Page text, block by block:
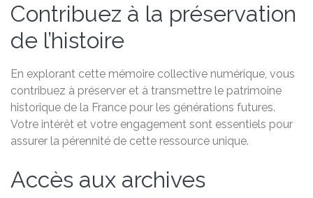
Contribuez à la préservation
de l’histoire
En explorant cette mémoire collective numérique, vous
contribuez à préserver et à transmettre le patrimoine
historique de la France pour les générations futures.
Votre intérêt et votre engagement sont essentiels pour
assurer la pérennité de cette ressource unique.
Accès aux archives